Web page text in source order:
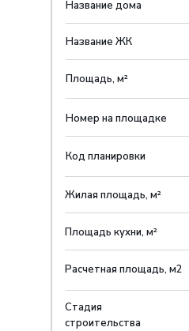
Название дома
Название ЖК
Площадь, м²
Номер на площадке
Код планировки
Стадия
строительства
Жилая площадь, м²
Площадь кухни, м²
Расчетная площадь, м2